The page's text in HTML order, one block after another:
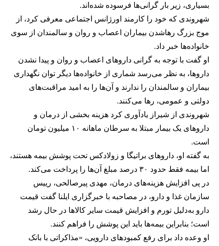
بسیاری، زیر بار گرانی‌ها فرسوده شده‌اند.
شهروندی که خود را کارمند اورژانس اجتماعی معرفی کرد، از
موج بزرگ رهاشدن بیماران اعصاب و روان و سالمندان از سوی
خانواده‌ها خبر داد.
او گفت با توجه به گرانی داروهای اعصاب و روان و پیدا نشدن
داروها، به نظر می‌رسد شماری از خانواده‌ها دیگر توان نگهداری
بیماران و سالمندان را ندارند و آن‌ها را به امید مراقبت‌های
دولتی و عمومی، رها می‌کنند.
شهروندی از شیراز یادآوری کرد هزینه بخشی از درمان و
داروهای یک بیمار مبتلا به سرطان ماهانه ۱۰ میلیون تومان
است.
به گفته او، داروهای براتیگا و زولادکس تحت پوشش بیمه هستند،
اما بیمه فقط حدود ۳۰ درصد مبلغ آن‌ها را پرداخت می‌کند.
در پی افزایش هزینه‌های درمان، مهدی پیرصالحی، رییس
سازمان غذا و دارو، در مصاحبه با خبرگزاری ایلنا گفت قیمت
دارو به‌دلیل تورم و افزایش قیمت سایر کالاها در حال رشد
است؛ بنابراین بیمه‌ها باید این پوشش را فراهم کنند.
او وعده داد برای رفع کمبودهای دارویی، «مذاکراتی با بانک